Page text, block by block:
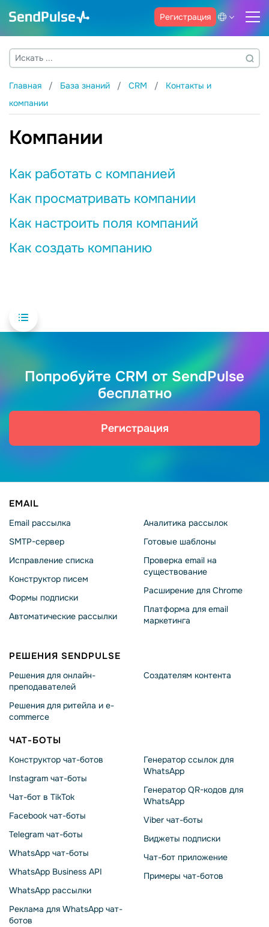
Регистрация
Главная База знаний CRM
Контакты и
компании
Компании
Как работать с компанией
Как просматривать компании
Как настроить поля компаний
Как создать компанию
Попробуйте CRM от SendPulse
бесплатно
Регистрация
EMAIL
Email рассылка
SMTP-сервер
Исправление списка
Конструктор писем
Формы подписки
Автоматические рассылки
Аналитика рассылок
Готовые шаблоны
Проверка email на
существование
Расширение для Chrome
Платформа для email
маркетинга
РЕШЕНИЯ SENDPULSE
Решения для онлайн-
преподавателей
Решения для ритейла и e-
commerce
Создателям контента
ЧАТ-БОТЫ
Конструктор чат-ботов
Instagram чат-боты
Чат-бот в TikTok
Facebook чат-боты
Telegram чат-боты
WhatsApp чат-боты
WhatsApp Business API
WhatsApp рассылки
Реклама для WhatsApp чат-
ботов
Генератор ссылок для
WhatsApp
Генератор QR-кодов для
WhatsApp
Viber чат-боты
Виджеты подписки
Чат-бот приложение
Примеры чат-ботов